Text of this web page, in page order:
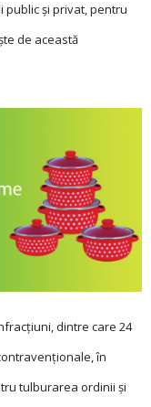
şi privat, pentru
de această
dintre care 24
în
tulburarea ordinii și